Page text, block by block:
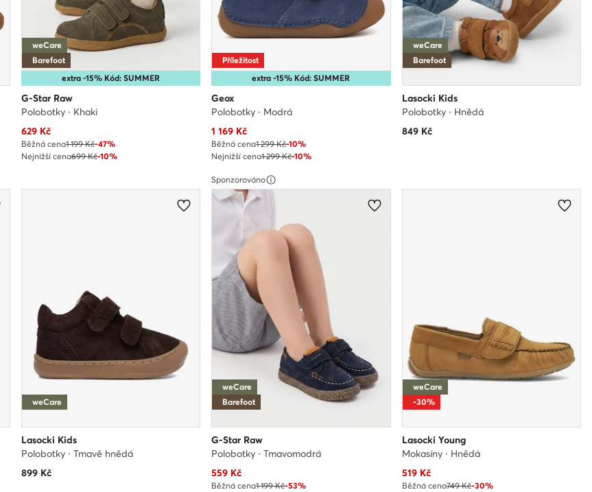
extra -15% Kód: SUMMER
weCare
Barefoot
G-Star Raw
Polobotky · Khaki
Aktuální cena
629Kč
Běžná cena1 199 Kč-47%
Nejnižší cena699 Kč-10%
extra -15% Kód: SUMMER
Příležitost
Geox
Polobotky · Modrá
Aktuální cena
1 169 Kč
Běžná cena1 299 Kč-10%
Nejnižší cena1 299 Kč-10%
weCare
Barefoot
Lasocki Kids
Polobotky · Hnědá
849Kč
weCare
Lasocki Kids
Polobotky · Tmavě hnědá
899Kč
Sponzorováno
weCare
Barefoot
G-Star Raw
Polobotky · Tmavomodrá
Aktuální cena
559 Kč
Běžná cena1 199 Kč-53%
weCare
-30%
Lasocki Young
Mokasíny · Hnědá
Aktuální cena
519Kč
Běžná cena749 Kč-30%